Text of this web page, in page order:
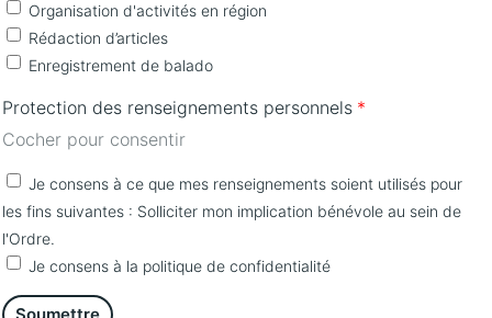
Organisation d'activités en région
Rédaction d’articles
Enregistrement de balado
Protection des renseignements personnels
Cocher pour consentir
Je consens à ce que mes renseignements soient utilisés pour
les fins suivantes : Solliciter mon implication bénévole au sein de
l'Ordre.
Je consens à la politique de confidentialité